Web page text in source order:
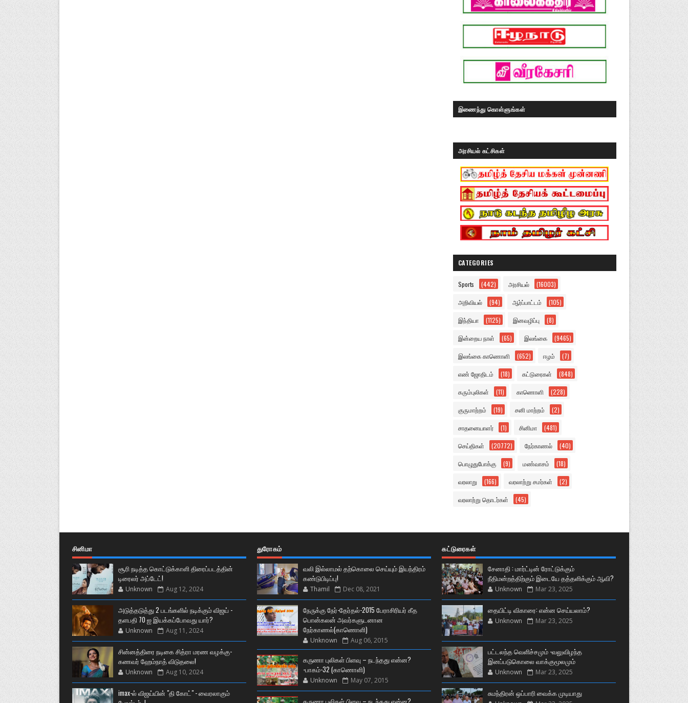
இணைந்து கொள்ளுங்கள்
அரசியல் கட்சிகள்
CATEGORIES
Sports (442) அரசியல் (16003)
அறிவியல் (94) ஆர்ப்பாட்டம் (105)
இந்தியா (1125) இனவழிப்பு (8)
இன்றைய நாள் (65) இலங்கை (9465)
இலங்கை காணொளி (652) ஈழம் (7)
எண் ஜோதிடம் (18) கட்டுரைகள் (848)
கரும்புலிகள் (11) காணொளி (228)
குருமாற்றம் (19) சனி மாற்றம் (2)
சாதனையாளர் (1) சினிமா (481)
செய்திகள் (20772) நேர்காணல் (40)
பொழுதுபோக்கு (9) மண்வாசம் (18)
வரலாறு (166) வரலாற்று சமர்கள் (2)
வரலாற்று தொடர்கள் (45)
சினிமா
சூரி நடித்த கொட்டுக்காளி திரைப்படத்தின்
டிரைலர் அப்டேட்!
Unknown Aug 12, 2024
அடுத்தடுத்து 2 படங்களில் நடிக்கும் விஜய் -
தளபதி 70 ஐ இயக்கப்போவது யார்?
Unknown Aug 11, 2024
சின்னத்திரை நடிகை சித்ரா மரண வழக்கு-
கணவர் ஹேம்நாத் விடுதலை!
Unknown Aug 10, 2024
imax-ல் விஜய்யின் "தி கோட்" - வைரலாகும்
துரோகம்
வலி இல்லாமல் தற்கொலை செய்யும் இயந்திரம்
கண்டுபிடிப்பு!
Thamil Dec 08, 2021
நேருக்கு நேர்-தேர்தல்-2015 பேராசிரியர் கீத
பொன்கலன் அவர்களுடனான
நேர்காணல்(காணொளி)
Unknown Aug 06, 2015
கருணா புலிகள் பிளவு – நடந்தது என்ன?
-பாகம்-32 (காணொளி)
Unknown May 07, 2015
கருணா புலிகள் பிளவு – நடந்தது என்ன?
கட்டுரைகள்
சேனாதி : மார்ட்டின் ரோட்டுக்கும்
நீதிமன்றத்திற்கும் இடையே தத்தளிக்கும் ஆவி?
Unknown Mar 23, 2025
தையிட்டி விகாரை: என்ன செய்யலாம்?
Unknown Mar 23, 2025
பட்டலந்த வெளிச்சமும் -வலுவிழந்த
இனப்படுகொலை வாக்குமூலமும்
Unknown Mar 23, 2025
சுமந்திரன் ஒப்பாரி வைக்க முடியாது